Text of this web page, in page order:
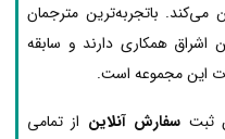
باتجربه‌ترین مترجمان
اشراق همکاری دارند و سابقه
این مجموعه است.
ثبت سفارش آنلاین از تمامی